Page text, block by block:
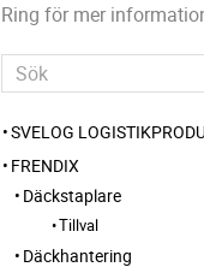
Ring för mer
SVELOG
FRENDIX
Däckstaplare
Tillval
Däckhantering